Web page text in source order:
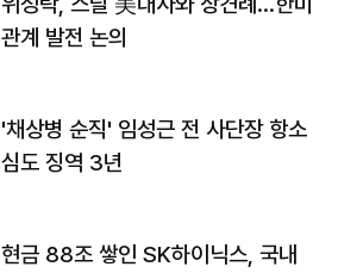
관계 발전 논의
'채상병 순직' 임성근 전 사단장 항소
심도 징역 3년
현금 88조 쌓인 SK하이닉스, 국내